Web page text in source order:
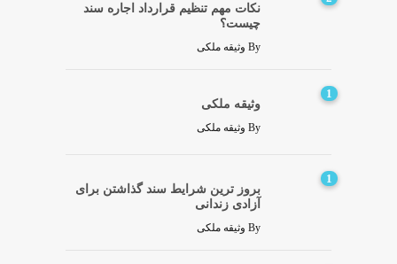
نکات مهم تنظیم قرارداد اجاره سند
چیست؟
By وثیقه ملکی
1
وثیقه ملکی
By وثیقه ملکی
1
بروز ترین شرایط سند گذاشتن برای
آزادی زندانی
By وثیقه ملکی